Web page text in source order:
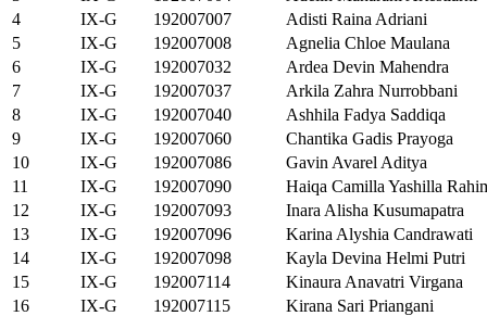
4
IX-G 192007007
Adisti Raina Adriani
5
IX-G 192007008
Agnelia Chloe Maulana
6
IX-G 192007032
Ardea Devin Mahendra
7
IX-G 192007037
Arkila Zahra Nurrobbani
8
IX-G 192007040
Ashhila Fadya Saddiqa
9
IX-G 192007060
Chantika Gadis Prayoga
10
IX-G 192007086
Gavin Avarel Aditya
11
IX-G 192007090
Haiqa Camilla Yashilla
12
IX-G 192007093
Inara Alisha Kusumapatra
13
IX-G 192007096
Karina Alyshia Candrawati
14
IX-G 192007098
Kayla Devina Helmi Putri
15
IX-G 192007114
Kinaura Anavatri Virgana
16
IX-G 192007115
Kirana Sari Priangani